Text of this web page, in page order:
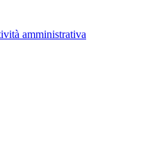
amministrativa